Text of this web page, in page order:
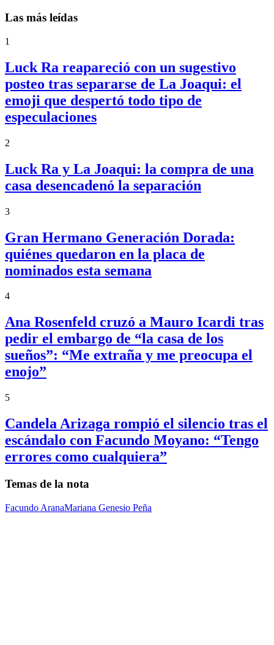
Las más leídas
1
Luck Ra reapareció con un sugestivo
posteo tras separarse de La Joaqui: el
emoji que despertó todo tipo de
especulaciones
2
Luck Ra y La Joaqui: la compra de una
casa desencadenó la separación
3
Gran Hermano Generación Dorada:
quiénes quedaron en la placa de
nominados esta semana
4
Ana Rosenfeld cruzó a Mauro Icardi tras
pedir el embargo de “la casa de los
sueños”: “Me extraña y me preocupa el
enojo”
5
Candela Arizaga rompió el silencio tras el
escándalo con Facundo Moyano: “Tengo
errores como cualquiera”
Temas de la nota
Facundo AranaMariana Genesio Peña